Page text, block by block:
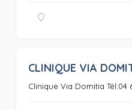
CLINIQUE VIA
Clinique Via Domitia Tél:04